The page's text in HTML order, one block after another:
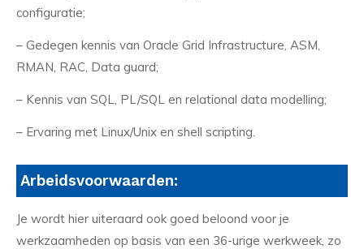
configuratie;
– Gedegen kennis van Oracle Grid Infrastructure, ASM,
RMAN, RAC, Data guard;
– Kennis van SQL, PL/SQL en relational data modelling;
– Ervaring met Linux/Unix en shell scripting.
Arbeidsvoorwaarden:
Je wordt hier uiteraard ook goed beloond voor je
werkzaamheden op basis van een 36-urige werkweek, zo